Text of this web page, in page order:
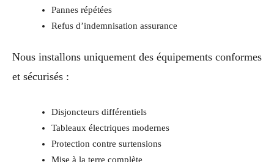
Pannes répétées
Refus d’indemnisation assurance
Nous installons uniquement des équipements conformes
et sécurisés :
Disjoncteurs différentiels
Tableaux électriques modernes
Protection contre surtensions
Mise à la terre complète